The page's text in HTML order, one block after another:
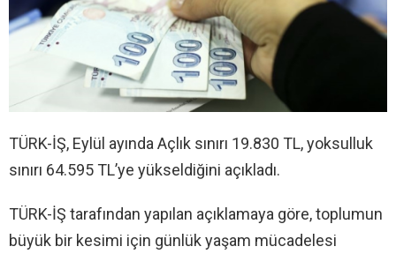
TÜRK-İŞ, Eylül ayında Açlık sınırı 19.830 TL, yoksulluk
sınırı 64.595 TL’ye yükseldiğini açıkladı.
TÜRK-İŞ tarafından yapılan açıklamaya göre, toplumun
büyük bir kesimi için günlük yaşam mücadelesi